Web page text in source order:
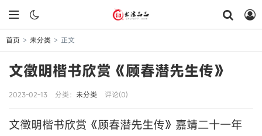
首页 > 未分类 > 正文
文徵明楷书欣赏《顾春潜先生传》
2023-02-13 分类： 未分类 评论(0)
文徵明楷书欣赏《顾春潜先生传》嘉靖二十一年